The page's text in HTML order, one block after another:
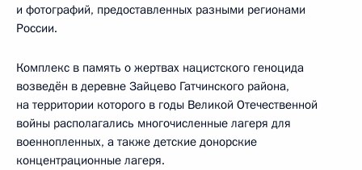
и фотографий, предоставленных разными регионами
России.
Комплекс в память о жертвах нацистского геноцида
возведён в деревне Зайцево Гатчинского района,
на территории которого в годы Великой Отечественной
войны располагались многочисленные лагеря для
военнопленных, а также детские донорские
концентрационные лагеря.